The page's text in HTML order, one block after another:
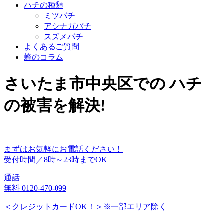
ハチの種類
ミツバチ
アシナガバチ
スズメバチ
よくあるご質問
蜂のコラム
さいたま市中央区での ハチ
の被害を解決!
まずはお気軽にお電話ください！
受付時間／8時～23時までOK！
通話
無料 0120-470-099
＜クレジットカードOK！＞※一部エリア除く